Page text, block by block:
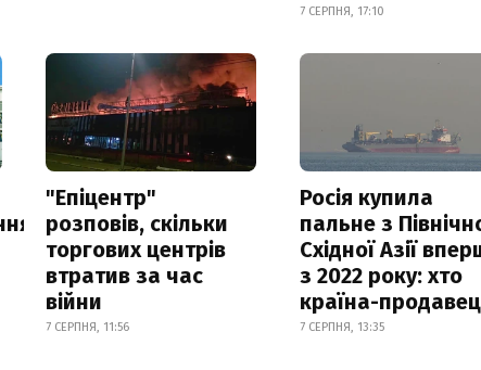
7 СЕРПНЯ, 17:10
"Епіцентр"
розповів, скільки
торгових центрів
втратив за час
війни
7 СЕРПНЯ, 11:56
Росія купила
пальне з
Східної Азії
з 2022 року: хто
країна-
7 СЕРПНЯ, 13:35